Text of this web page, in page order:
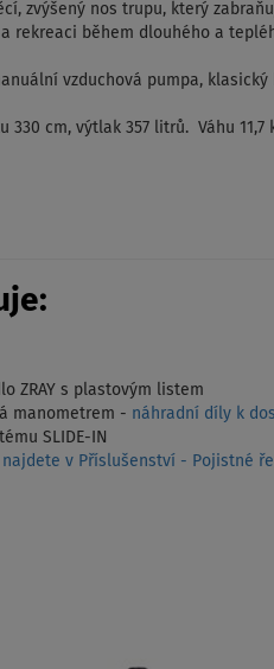
zvýšený nos trupu, který
rekreaci během dlouhého a
vzduchová pumpa,
330 cm, výtlak 357 litrů. Váhu
ZRAY s plastovým listem
manometrem - náhradní díly k
SLIDE-IN
v Příslušenství - Pojistné